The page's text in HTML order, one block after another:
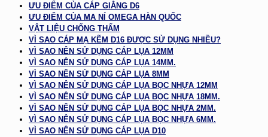
ƯU ĐIỂM CỦA CÁP GIẰNG D6
ƯU ĐIỂM CỦA MA NÍ OMEGA HÀN QUỐC
VẬT LIỆU CHỐNG THẤM
VÌ SAO CÁP MẠ KẼM D16 ĐƯỢC SỬ DỤNG NHIỀU?
VÌ SAO NÊN SỬ DỤNG CÁP LỤA 12MM
VÌ SAO NÊN SỬ DỤNG CÁP LỤA 14MM.
VÌ SAO NÊN SỬ DỤNG CÁP LỤA 8MM
VÌ SAO NÊN SỬ DỤNG CÁP LỤA BỌC NHỰA 12MM
VÌ SAO NÊN SỬ DỤNG CÁP LỤA BỌC NHỰA 18MM.
VÌ SAO NÊN SỬ DỤNG CÁP LỤA BỌC NHỰA 2MM.
VÌ SAO NÊN SỬ DỤNG CÁP LỤA BỌC NHỰA 6MM.
VÌ SAO NÊN SỬ DỤNG CÁP LỤA D10